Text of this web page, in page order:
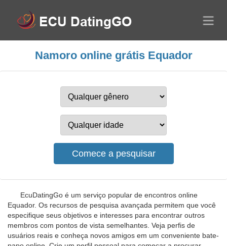
Namoro online grátis Equador
EcuDatingGo é um serviço popular de encontros online
Equador. Os recursos de pesquisa avançada permitem que você
especifique seus objetivos e interesses para encontrar outros
membros com pontos de vista semelhantes. Veja perfis de
usuários reais e conheça novos amigos em um conveniente bate-